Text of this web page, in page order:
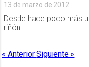
13 de marzo de 2012
Desde hace poco más
riñón
« AnteriorSiguiente »